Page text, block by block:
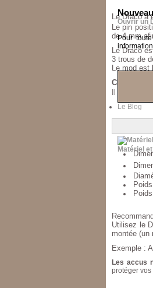
Ouvrir un
Pour
Le Blog
Matériel
LeDracoa
Le pin
de 4 mm
Le Draco
3 trous de
Le mod est
Chaque
Utilisez le
montée (un
Exemple :
Les accus
protéger